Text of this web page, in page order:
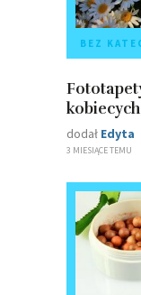
BEZ
dodał Edyta
3 MIESIĄCE TEMU